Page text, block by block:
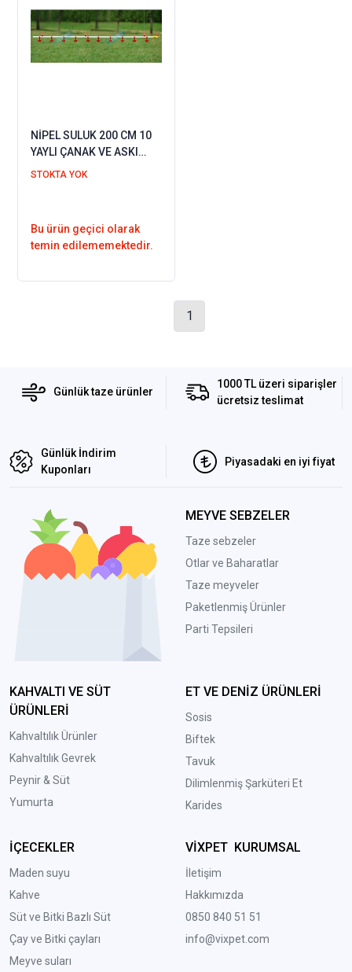
NİPEL SULUK 200 CM 10
YAYLI ÇANAK VE ASKI
APARATI
STOKTA YOK
Bu ürün geçici olarak
temin edilememektedir.
1
Günlük taze ürünler
1000 TL üzeri siparişler
ücretsiz teslimat
Günlük İndirim
Kuponları
Piyasadaki en iyi fiyat
MEYVE SEBZELER
Taze sebzeler
Otlar ve Baharatlar
Taze meyveler
Paketlenmiş Ürünler
Parti Tepsileri
KAHVALTI VE SÜT
ÜRÜNLERİ
Kahvaltılık Ürünler
Kahvaltılık Gevrek
Peynir & Süt
Yumurta
ET VE DENİZ ÜRÜNLERİ
Sosis
Biftek
Tavuk
Dilimlenmiş Şarküteri Et
Karides
İÇECEKLER
Maden suyu
Kahve
Süt ve Bitki Bazlı Süt
Çay ve Bitki çayları
Meyve suları
VİXPET KURUMSAL
İletişim
Hakkımızda
0850 840 51 51
info@vixpet.com